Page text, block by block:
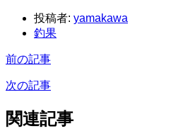
投稿者: yamakawa
釣果
前の記事
次の記事
関連記事